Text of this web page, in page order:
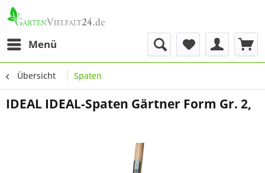
Menü
Übersicht Spaten
IDEAL IDEAL-Spaten Gärtner Form Gr. 2,